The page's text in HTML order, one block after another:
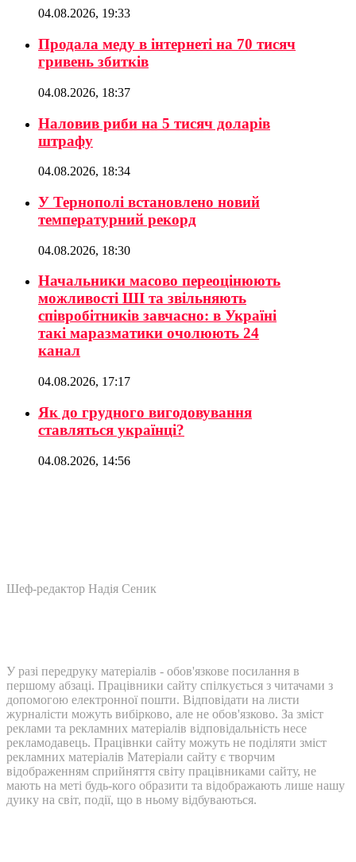
04.08.2026, 19:33
Продала меду в інтернеті на 70 тисяч
гривень збитків
04.08.2026, 18:37
Наловив риби на 5 тисяч доларів
штрафу
04.08.2026, 18:34
У Тернополі встановлено новий
температурний рекорд
04.08.2026, 18:30
Начальники масово переоцінюють
можливості ШІ та звільняють
співробітників завчасно: в Україні
такі маразматики очолюють 24
канал
04.08.2026, 17:17
Як до грудного вигодовування
ставляться українці?
04.08.2026, 14:56
Шеф-редактор Надія Сеник
У разі передруку матеріалів - обов'язкове посилання в
першому абзаці. Працівники сайту спілкується з читачами з
допомогою електронної пошти. Відповідати на листи
журналісти можуть вибірково, але не обов'язково. За зміст
реклами та рекламних матеріалів відповідальність несе
рекламодавець. Працівнки сайту можуть не поділяти зміст
рекламних матеріалів Матеріали сайту є творчим
відображенням сприйняття світу працівниками сайту, не
мають на меті будь-кого образити та відображають лише нашу
дуику на світ, події, що в ньому відбуваються.